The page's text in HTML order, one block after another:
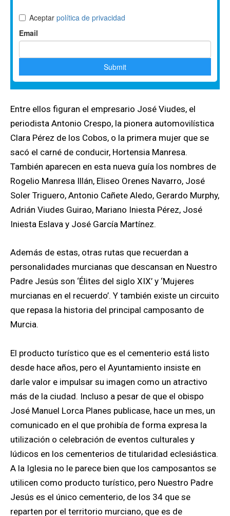
Entre ellos figuran el empresario José Viudes, el
periodista Antonio Crespo, la pionera automovilística
Clara Pérez de los Cobos, o la primera mujer que se
sacó el carné de conducir, Hortensia Manresa.
También aparecen en esta nueva guía los nombres de
Rogelio Manresa Illán, Eliseo Orenes Navarro, José
Soler Triguero, Antonio Cañete Aledo, Gerardo Murphy,
Adrián Viudes Guirao, Mariano Iniesta Pérez, José
Iniesta Eslava y José García Martínez.
Además de estas, otras rutas que recuerdan a
personalidades murcianas que descansan en Nuestro
Padre Jesús son ‘Élites del siglo XIX’ y ‘Mujeres
murcianas en el recuerdo’. Y también existe un circuito
que repasa la historia del principal camposanto de
Murcia.
El producto turístico que es el cementerio está listo
desde hace años, pero el Ayuntamiento insiste en
darle valor e impulsar su imagen como un atractivo
más de la ciudad. Incluso a pesar de que el obispo
José Manuel Lorca Planes publicase, hace un mes, un
comunicado en el que prohibía de forma expresa la
utilización o celebración de eventos culturales y
lúdicos en los cementerios de titularidad eclesiástica.
A la Iglesia no le parece bien que los camposantos se
utilicen como producto turístico, pero Nuestro Padre
Jesús es el único cementerio, de los 34 que se
reparten por el territorio murciano, que es de